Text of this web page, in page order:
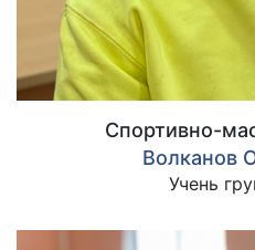
Спортивно-
Волканов
Учень